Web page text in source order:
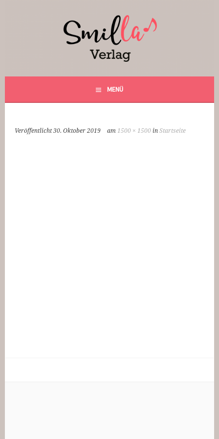
Smilla Verlag
24 Weihnachtsfantasien
MENÜ
Veröffentlicht30. Oktober 2019 am 1500 × 1500 inStartseite